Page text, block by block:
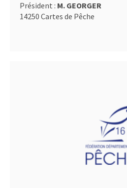
Président : M. GEORGER
14250 Cartes de Pêche